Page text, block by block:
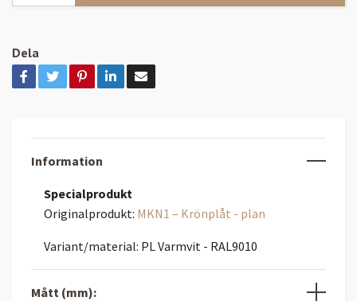
Dela
Information
Specialprodukt
Originalprodukt: MKN1 – Krönplåt - plan
Variant/material: PL Varmvit - RAL9010
Mått (mm):